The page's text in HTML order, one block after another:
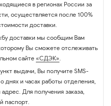
в регионах России за
осуществляется после 100%
доставки.
доставки мы сообщим Вам
Вы сможете отслеживать
сайте «СДЭК».
выдачи, Вы получите SMS-
и часах работы отделения,
Для получения заказа,
паспорт.